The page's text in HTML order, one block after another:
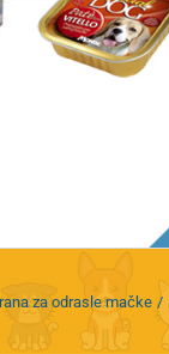
za odrasle mačke